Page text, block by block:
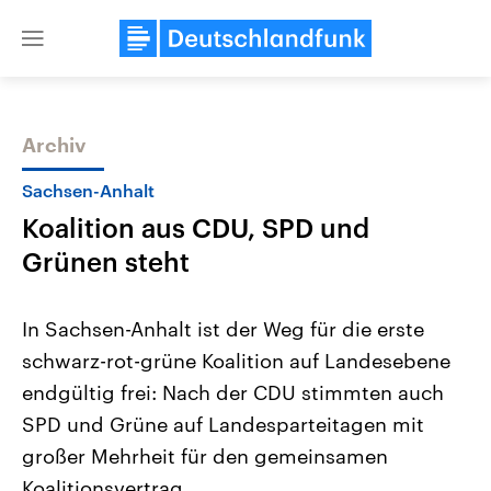
Close
Themen
Landtagswahl Sachsen-Anhalt
2026
Alle Informationen
Sachsen-Anhalt wählt am 6.
September 2026 einen neuen
Landtag. Seit 2021 wird das
Bundesland von einer Koalition aus
USA
Aktuelle Beiträge,
Hintergründe
Wirtschaftlich und
gehören die Vereinigten
den mächtigsten Ländern
Archiv
Sachsen-Anhalt
Koalition aus CDU, SPD und
Grünen steht
In Sachsen-Anhalt ist der Weg für die erste
schwarz-rot-grüne Koalition auf Landesebene
endgültig frei: Nach der CDU stimmten auch
SPD und Grüne auf Landesparteitagen mit
großer Mehrheit für den gemeinsamen